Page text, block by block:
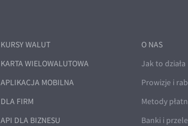
KURSY WALUT
KARTA WIELOWALUTOWA
APLIKACJA MOBILNA
DLA FIRM
API DLA BIZNESU
O NAS
Jak to działa
Prowizje i
Metody
Banki i